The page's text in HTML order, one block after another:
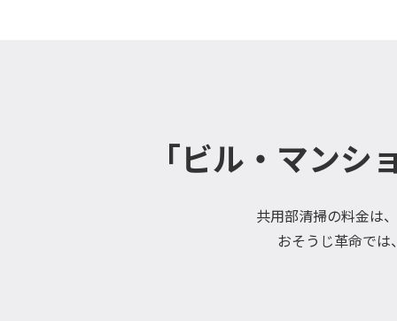
「ビル・マン
共用部清掃の料金は
おそうじ革命で